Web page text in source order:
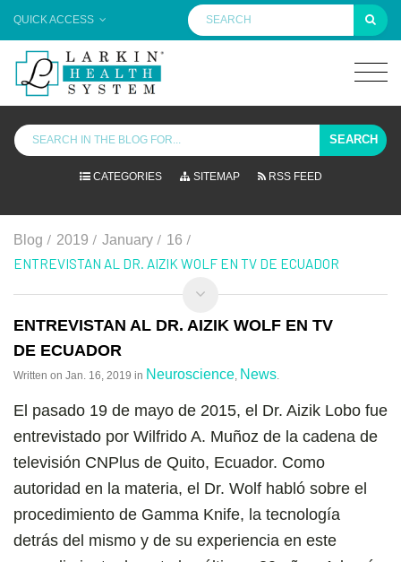
QUICK ACCESS
SEARCH
CATEGORIES SITEMAP RSS FEED
Blog / 2019 / January / 16 /
ENTREVISTAN AL DR. AIZIK WOLF EN TV DE ECUADOR
ENTREVISTAN AL DR. AIZIK WOLF EN TV
DE ECUADOR
Written on Jan. 16, 2019 in Neuroscience News
El pasado 19 de mayo de 2015, el Dr. Aizik Lobo fue
entrevistado por Wilfrido A. Muñoz de la cadena de
televisión CNPlus de Quito, Ecuador. Como
autoridad en la materia, el Dr. Wolf habló sobre el
procedimiento de Gamma Knife, la tecnología
detrás del mismo y de su experiencia en este